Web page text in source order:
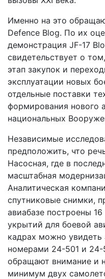
Именно на это
Defence Blog. По их
демонстрация JF-17
свидетельствует о
этап закупок и
эксплуатации новых
отдельные поставки
формирования нового
национальных
Независимые
предположить, что
Насосная, где в
масштабная
Аналитическая
спутниковые снимки,
авиабазе построены
укрытий для боевой
кадрах можно увидеть
номерами 24-501 и 24-
обращают внимание и
минимум двух